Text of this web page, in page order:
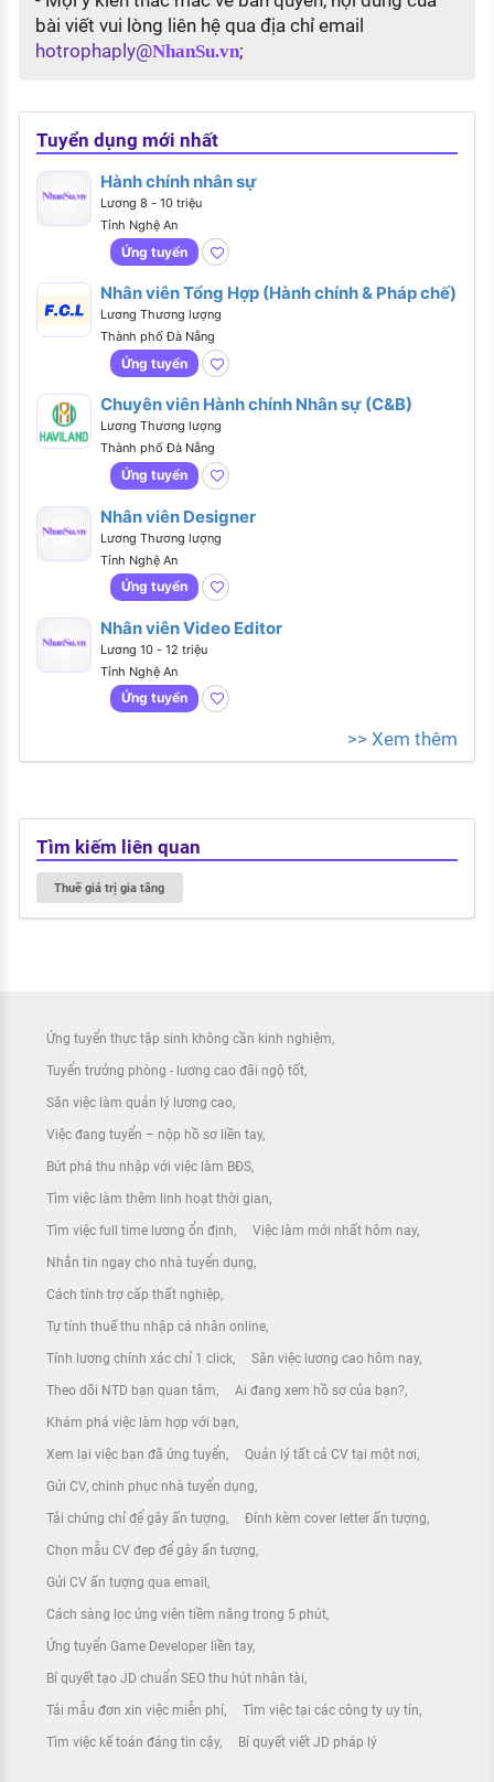
bài viết vui lòng liên hệ qua địa chỉ email
hotrophaply@NhanSu.vn;
Tuyển dụng mới nhất
Hành chính nhân sự
Lương 8 - 10 triệu
Tỉnh Nghệ An
Ứng tuyển
Nhân viên Tổng Hợp (Hành chính & Pháp chế)
Lương Thương lượng
Thành phố Đà Nẵng
Ứng tuyển
Chuyên viên Hành chính Nhân sự (C&B)
Lương Thương lượng
Thành phố Đà Nẵng
Ứng tuyển
Nhân viên Designer
Lương Thương lượng
Tỉnh Nghệ An
Ứng tuyển
Nhân viên Video Editor
Lương 10 - 12 triệu
Tỉnh Nghệ An
Ứng tuyển
>> Xem thêm
Tìm kiếm liên quan
Thuế giá trị gia tăng
Ứng tuyển thực tập sinh không cần kinh nghiệm
Tuyển trưởng phòng - lương cao đãi ngộ tốt
Săn việc làm quản lý lương cao
Việc đang tuyển – nộp hồ sơ liền tay
Bứt phá thu nhập với việc làm BĐS
Tìm việc làm thêm linh hoạt thời gian
Tìm việc full time lương ổn định Việc làm mới nhất hôm nay
Nhắn tin ngay cho nhà tuyển dụng
Cách tính trợ cấp thất nghiệp
Tự tính thuế thu nhập cá nhân online
Tính lương chính xác chỉ 1 click Săn việc lương cao hôm nay
Theo dõi NTD bạn quan tâm Ai đang xem hồ sơ của bạn?
Khám phá việc làm hợp với bạn
Xem lại việc bạn đã ứng tuyển Quản lý tất cả CV tại một nơi
Gửi CV, chinh phục nhà tuyển dụng
Tải chứng chỉ để gây ấn tượng Đính kèm cover letter ấn tượng
Chọn mẫu CV đẹp để gây ấn tượng
Gửi CV ấn tượng qua email
Cách sàng lọc ứng viên tiềm năng trong 5 phút
Ứng tuyển Game Developer liền tay
Bí quyết tạo JD chuẩn SEO thu hút nhân tài
Tải mẫu đơn xin việc miễn phí Tìm việc tại các công ty uy tín
Tìm việc kế toán đáng tin cậy Bí quyết viết JD pháp lý